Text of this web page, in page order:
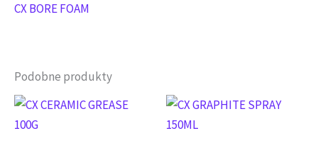
CX BORE FOAM
Podobne produkty